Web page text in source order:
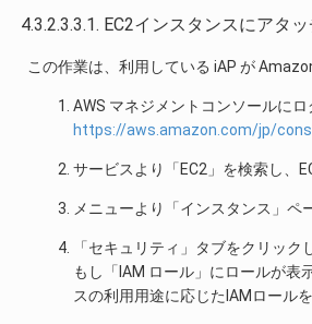
4.3.2.3.3.1. EC2インスタンスにアタ
この作業は、利用している iAP が
AWS マネジメントコンソールにロ
https://aws.amazon.com/jp/
サービスより「EC2」を検索し、
メニューより「インスタンス」
「セキュリティ」タブをクリッ
もし「IAM ロール」にロールが表
スの利用用途に応じたIAMロール